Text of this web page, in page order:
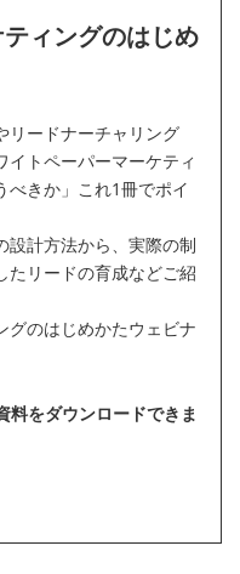
ィングのはじめ
リードナーチャリング
イトペーパーマーケティ
べきか」これ1冊でポイ
設計方法から、実際の制
たリードの育成などご紹
のはじめかたウェビナ
料をダウンロードできま